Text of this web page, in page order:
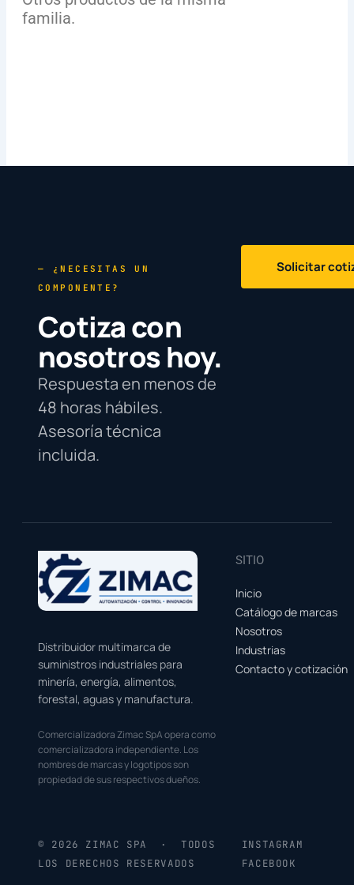
familia.
— ¿NECESITAS UN
COMPONENTE?
Cotiza con
nosotros hoy.
Respuesta en menos de
48 horas hábiles.
Asesoría técnica
incluida.
Solicitar
Distribuidor multimarca de
suministros industriales para
minería, energía, alimentos,
forestal, aguas y manufactura.
Comercializadora Zimac SpA opera como
comercializadora independiente. Los
nombres de marcas y logotipos son
propiedad de sus respectivos dueños.
SITIO
Inicio
Catálogo de marcas
Nosotros
Industrias
Contacto y cotización
© 2026 ZIMAC SPA · TODOS
LOS DERECHOS RESERVADOS
INSTAGRAM
FACEBOOK